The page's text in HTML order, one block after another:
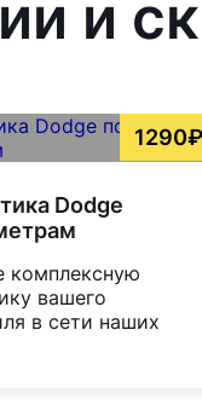
и
1290₽
Dodge
комплексную
вашего
в сети наших